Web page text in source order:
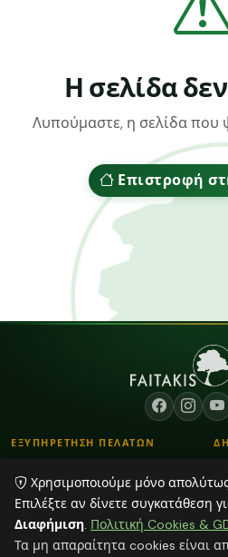
Η σελίδα
Λυπούμαστε, η σελίδα που
Επιστροφή
ΕΞΥΠΗΡΕΤΗΣΗ ΠΕΛΑΤΩΝ
Τρόποι Παραγγελίας
Τρόποι Αποστολής & Πληρωμής
Blog
Χρησιμοποιούμε μόνο
Επιλέξτε αν δίνετε συγκατάθεση
Διαφήμιση. Πολιτική Cookies &
Τα μη απαραίτητα cookies είναι